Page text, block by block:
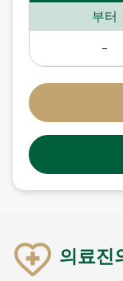
부터
-
의료진